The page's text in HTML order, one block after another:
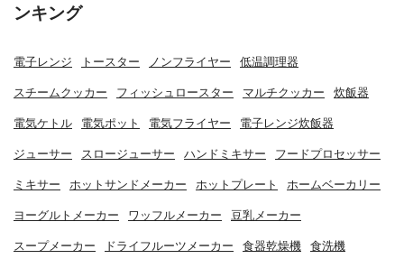
ンキング
電子レンジ トースター ノンフライヤー 低温調理器
スチームクッカー フィッシュロースター マルチクッカー 炊飯器
電気ケトル 電気ポット 電気フライヤー 電子レンジ炊飯器
ジューサー スロージューサー ハンドミキサー フードプロセッサー
ミキサー ホットサンドメーカー ホットプレート ホームベーカリー
ヨーグルトメーカー ワッフルメーカー 豆乳メーカー
スープメーカー ドライフルーツメーカー 食器乾燥機 食洗機